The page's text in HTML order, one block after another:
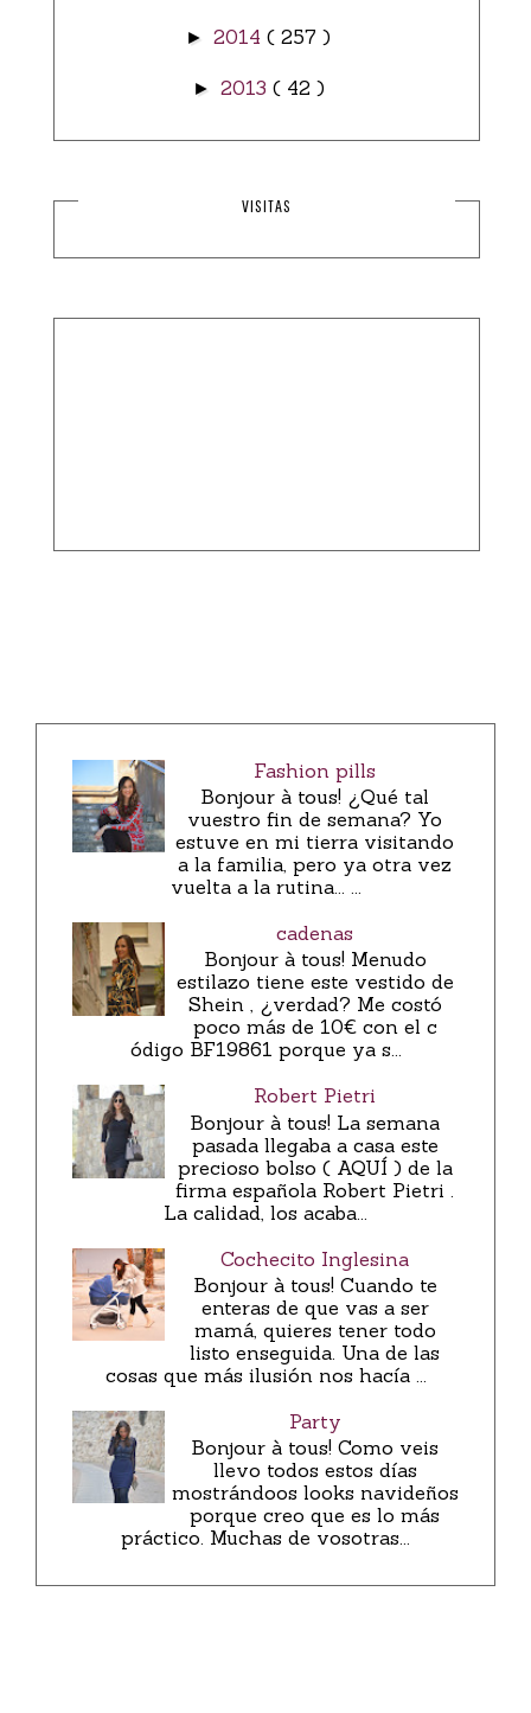
► 2014 ( 257 )
► 2013 ( 42 )
VISITAS
Fashion pills
Bonjour à tous! ¿Qué tal
vuestro fin de semana? Yo
estuve en mi tierra visitando
a la familia, pero ya otra vez
vuelta a la rutina... ...
cadenas
Bonjour à tous! Menudo
estilazo tiene este vestido de
Shein , ¿verdad? Me costó
poco más de 10€ con el c
ódigo BF19861 porque ya s...
Robert Pietri
Bonjour à tous! La semana
pasada llegaba a casa este
precioso bolso ( AQUÍ ) de la
firma española Robert Pietri .
La calidad, los acaba...
Cochecito Inglesina
Bonjour à tous! Cuando te
enteras de que vas a ser
mamá, quieres tener todo
listo enseguida. Una de las
cosas que más ilusión nos hacía ...
Party
Bonjour à tous! Como veis
llevo todos estos días
mostrándoos looks navideños
porque creo que es lo más
práctico. Muchas de vosotras...